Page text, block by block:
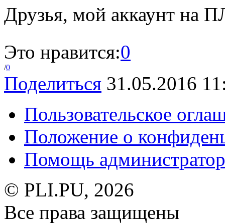
Друзья, мой аккаунт на
Это нравится:0
/0
Поделиться 31.05.2016
Пользовательское
Положение о
Помощь
© PLI.PU, 2026
Все права защищены